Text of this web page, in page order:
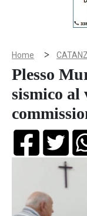
Home >
Plesso
sismico al